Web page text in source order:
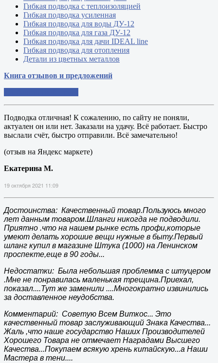
Гибкая подводка с теплоизоляцией
Гибкая подводка усиленная
Гибкая подводка для воды ДУ-12
Гибкая подводка для газа ДУ-12
Гибкая подводка для дачи IDEAL line
Гибкая подводка для отопления
Детали из цветных металлов
Книга отзывов и предложений
Подводка отличная! К сожалению, по сайту не поняли,
актуален он или нет. Заказали на удачу. Всё работает. Быстро
выслали счёт, быстро отправили. Всё замечательно!
(отзыв на Яндекс маркете)
Екатерина М.
19 октября 2021 11:09
Достоинства: Качественный товар.Пользуюсь много
лет данным товаром.Шланги никогда не подводили.
Приятно .что на нашем рынке есть профи,которые
умеют делать хорошие вещи нужные в быту.Первый
шланг купил в магазине Штука (1000) на Ленинском
проспекте,еще в 90 годы...
Недостатки: Была небольшая проблемма с штуцером
.Мне не понравилась маленькая трещина.Приехал,
показал....Тут же заменили ....Многократно извинились
за доставленное неудобства.
Комментарий: Советую Всем Виткос... Это
качественный товар заслуживающий Знака Качества...
Жаль ,что наше государство Наших Производителей
Хорошего Товара не отмечает Наградами Высшего
Качества...Покупаем всякую хрень китайскую...а Наши
Мастера в тени....